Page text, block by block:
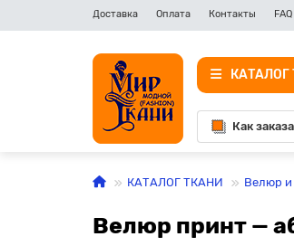
Доставка Оплата Контакты FAQ
КАТАЛОГ
Как
КАТАЛОГ ТКАНИ Велюр и
Велюр принт —